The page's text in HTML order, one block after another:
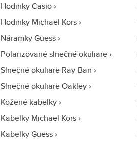
Hodinky Casio
Hodinky Michael Kors
Náramky Guess
Polarizované slnečné okuliare
Slnečné okuliare Ray-Ban
Slnečné okuliare Oakley
Kožené kabelky
Kabelky Michael Kors
Kabelky Guess